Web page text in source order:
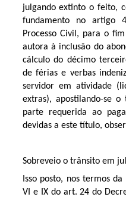
julgando extinto o feito,
fundamento no artigo
Processo Civil, para o
autora à inclusão do
cálculo do décimo
de férias e verbas
servidor em atividade
extras), apostilando-se
parte requerida ao
devidas a este título,
Sobreveio o trânsito em
Isso posto, nos termos
VI e IX do art. 24 do